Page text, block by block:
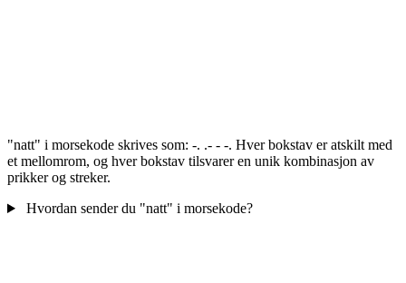
"natt" i morsekode skrives som: -. .- - -. Hver bokstav er atskilt med
et mellomrom, og hver bokstav tilsvarer en unik kombinasjon av
prikker og streker.
Hvordan sender du "natt" i morsekode?